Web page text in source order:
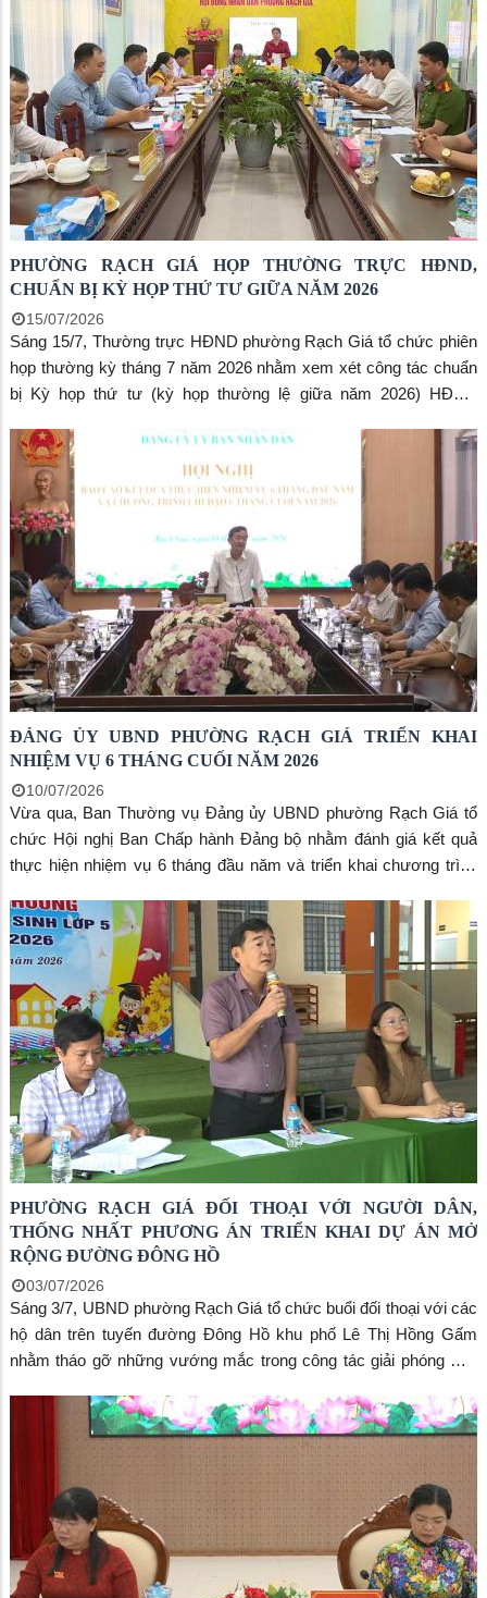
đồng chí Đoàn Hữu Thắng - Chủ tịch Công ty TNHH MTV Cấp
thoát nước tỉnh (Đại biểu HĐND tỉnh thuộc Tổ đại biểu số 01).
Đồng chí Nguyễn Thị Hoàn Xuân - Phó Bí thư Thường trực Đảng
ủy, Chủ tịch HĐND phường và đồng chí Phạm Thị Bích Quyên,
Ủy viên Ban Thường vụ Đảng ủy, Phó Chủ tịch HĐND phường
chủ tọa kỳ họp.
PHƯỜNG RẠCH GIÁ HỌP THƯỜNG TRỰC HĐND,
CHUẨN BỊ KỲ HỌP THỨ TƯ GIỮA NĂM 2026
15/07/2026
Sáng 15/7, Thường trực HĐND phường Rạch Giá tổ chức phiên
họp thường kỳ tháng 7 năm 2026 nhằm xem xét công tác chuẩn
bị Kỳ họp thứ tư (kỳ họp thường lệ giữa năm 2026) HĐND
nội dung thuộc thẩm quyền. Đồng chí Nguyễn Thị Hoàn Xuân,
Phó Bí thư Thường trực Đảng ủy, Chủ tịch HĐND phường chủ trì
cuộc họp.
ĐẢNG ỦY UBND PHƯỜNG RẠCH GIÁ TRIỂN KHAI
NHIỆM VỤ 6 THÁNG CUỐI NĂM 2026
10/07/2026
Vừa qua, Ban Thường vụ Đảng ủy UBND phường Rạch Giá tổ
chức Hội nghị Ban Chấp hành Đảng bộ nhằm đánh giá kết quả
thực hiện nhiệm vụ 6 tháng đầu năm và triển khai chương trình
Bí thư Đảng ủy, Chủ tịch UBND phường, Bí thư Đảng ủy UBND
phường chủ trì hội nghị.
PHƯỜNG RẠCH GIÁ ĐỐI THOẠI VỚI NGƯỜI DÂN,
THỐNG NHẤT PHƯƠNG ÁN TRIỂN KHAI DỰ ÁN MỞ
RỘNG ĐƯỜNG ĐÔNG HỒ
03/07/2026
Sáng 3/7, UBND phường Rạch Giá tổ chức buổi đối thoại với các
hộ dân trên tuyến đường Đông Hồ khu phố Lê Thị Hồng Gấm
nhằm tháo gỡ những vướng mắc trong công tác giải phóng mặt
đường Lê Thị Hồng Gấm đến đường Phạm Ngọc Thạch. Đồng
chí Bùi Trung Thực- Phó Bí thư Đảng ủy, Chủ tịch UBND phường